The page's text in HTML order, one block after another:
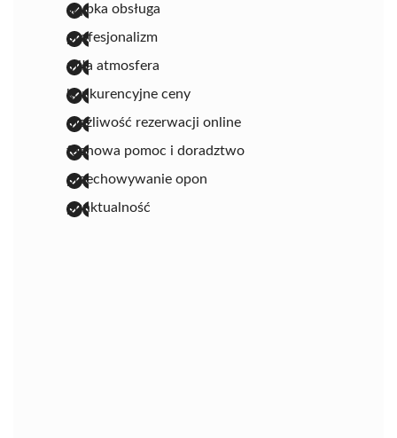
szybka obsługa
profesjonalizm
miła atmosfera
konkurencyjne ceny
możliwość rezerwacji online
fachowa pomoc i doradztwo
przechowywanie opon
punktualność